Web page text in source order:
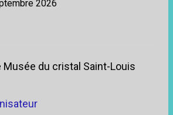
2026
Musée du cristal Saint-Louis